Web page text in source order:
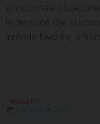
eccezionale
le persone che si
intende favorire, a
PROGETTI
3 NOVEMBRE 2021